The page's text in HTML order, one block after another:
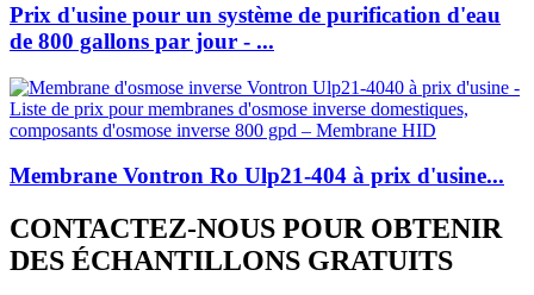
Prix ​​d'usine pour un système de purification d'eau
de 800 gallons par jour - ...
Membrane Vontron Ro Ulp21-404 à prix d'usine...
CONTACTEZ-NOUS POUR OBTENIR
DES ÉCHANTILLONS GRATUITS